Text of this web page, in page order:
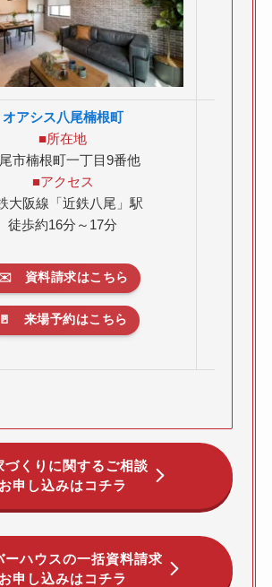
オアシス八尾楠根町
■所在地
市楠根町一丁目9番他
■アクセス
大阪線「近鉄八尾」駅
徒歩約16分～17分
資料請求はこちら
🚪 来場予約はこちら
づくりに関するご相談
お申し込みはコチラ
ーハウスの一括資料請求
お申し込みはコチラ